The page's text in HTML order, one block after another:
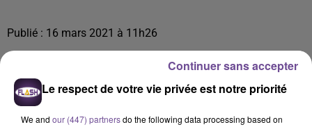
Publié : 16 mars 2021 à 11h26
Le respect de votre vie privée est notre priorité
We and our (447) partnersdo the following data processing based on
Continuer sans accepter